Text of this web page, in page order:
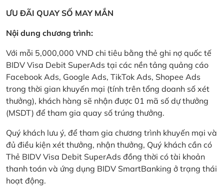
ƯU ĐÃI QUAY SỐ MAY MẮN
Nội dung chương trình:
Với mỗi 5,000,000 VND chi tiêu bằng thẻ ghi nợ quốc tế
BIDV Visa Debit SuperAds tại các nền tảng quảng cáo
Facebook Ads, Google Ads, TikTok Ads, Shopee Ads
trong thời gian khuyến mại (tính trên tổng doanh số xét
thưởng), khách hàng sẽ nhận được 01 mã số dự thưởng
(MSDT) để tham gia quay số trúng thưởng.
Quý khách lưu ý, để tham gia chương trình khuyến mại và
đủ điều kiện xét thưởng, nhận thưởng, Quý khách cần có
Thẻ BIDV Visa Debit SuperAds đồng thời có tài khoản
thanh toán và ứng dụng BIDV SmartBanking ở trạng thái
hoạt động.